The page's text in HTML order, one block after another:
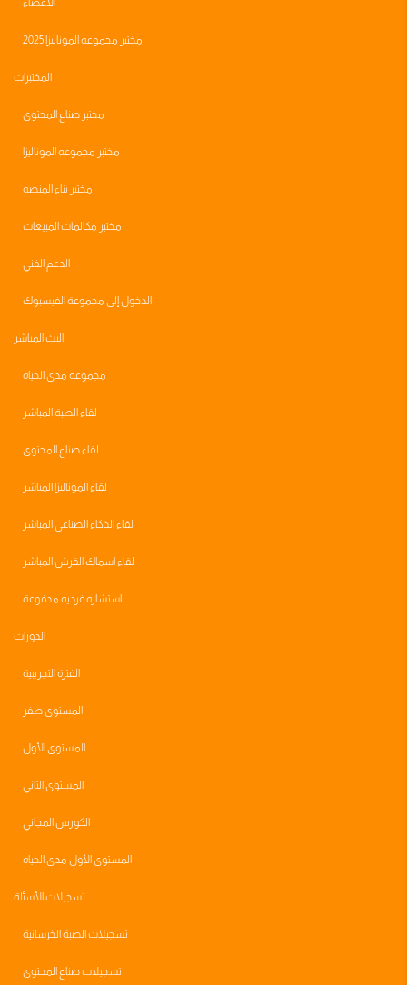
الأعضاء
مختبر مجموعه الموناليزا 2025
المختبرات
مختبر صناع المحتوى
مختبر مجموعه الموناليزا
مختبر بناء المنصه
مختبر مكالمات المبيعات
الدعم الفني
الدخول إلى مجموعة الفيسبوك
البث المباشر
مجموعه مدى الحياه
لقاء الصبة المباشر
لقاء صناع المحتوى
لقاء الموناليزا المباشر
لقاء الذكاء الصناعي المباشر
لقاء اسماك القرش المباشر
استشاره فرديه مدفوعة
الدورات
الفترة التجريبية
المستوى صفر
المستوى الأول
المستوى الثاني
الكورس المجاني
المستوى الأول مدى الحياه
تسجيلات الأسئلة
تسجيلات الصبة الخرسانية
تسجيلات صناع المحتوى